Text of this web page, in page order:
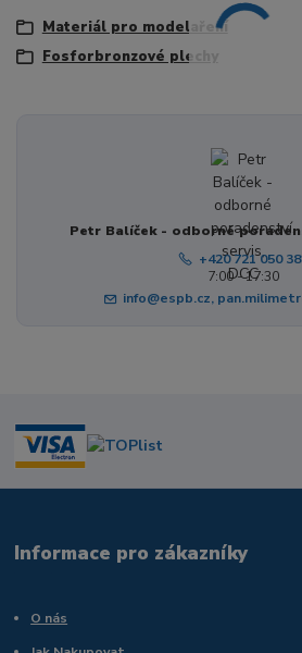
Materiál pro modelaření
Fosforbronzové plechy
Petr Balíček - odborné
+420 721 050
7:00 - 17:30
info@espb.cz,
Informace pro zákazníky
O nás